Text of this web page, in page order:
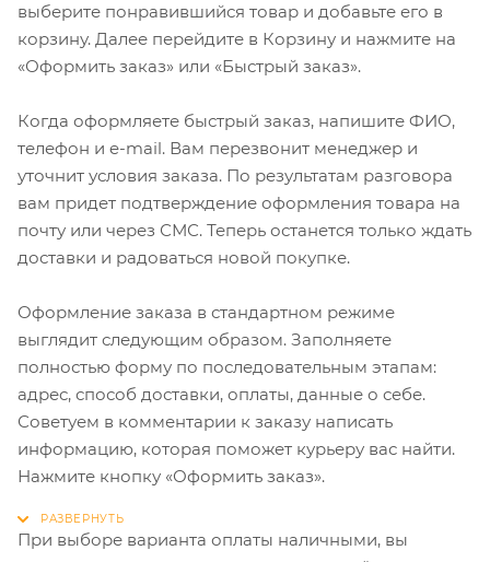
выберите понравившийся товар и добавьте его в
корзину. Далее перейдите в Корзину и нажмите на
«Оформить заказ» или «Быстрый заказ».
Когда оформляете быстрый заказ, напишите ФИО,
телефон и e-mail. Вам перезвонит менеджер и
уточнит условия заказа. По результатам разговора
вам придет подтверждение оформления товара на
почту или через СМС. Теперь останется только ждать
доставки и радоваться новой покупке.
Оформление заказа в стандартном режиме
выглядит следующим образом. Заполняете
полностью форму по последовательным этапам:
адрес, способ доставки, оплаты, данные о себе.
Советуем в комментарии к заказу написать
информацию, которая поможет курьеру вас найти.
Нажмите кнопку «Оформить заказ».
При выборе варианта оплаты наличными, вы